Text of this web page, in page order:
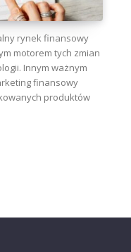
rynek finansowy
motorem tych zmian
Innym ważnym
finansowy
produktów